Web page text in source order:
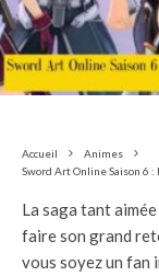
Accueil
Animes
Sword Art Online Saison 6
La saga tant
faire son grand
vous soyez un fan